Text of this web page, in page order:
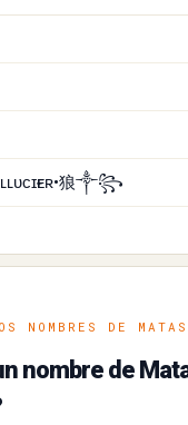
ʟᴜᴄɪғᴇʀ•狼༒꧂
NOMBRES DE
nombre de